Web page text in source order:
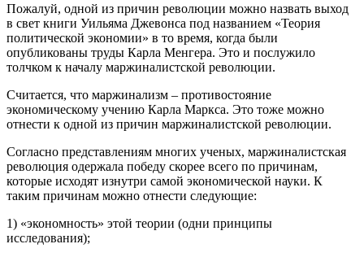
Пожалуй, одной из причин революции можно назвать выход
в свет книги Уильяма Джевонса под названием «Теория
политической экономии» в то время, когда были
опубликованы труды Карла Менгера. Это и послужило
толчком к началу маржиналистской революции.
Считается, что маржинализм – противостояние
экономическому учению Карла Маркса. Это тоже можно
отнести к одной из причин маржиналистской революции.
Согласно представлениям многих ученых, маржиналистская
революция одержала победу скорее всего по причинам,
которые исходят изнутри самой экономической науки. К
таким причинам можно отнести следующие:
1) «экономность» этой теории (одни принципы
исследования);